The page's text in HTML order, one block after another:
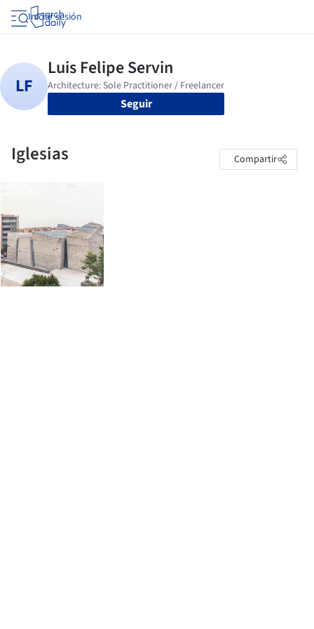
Iniciar sesión
Seguir
Iglesias Compartir